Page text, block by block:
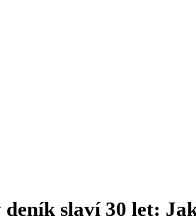
slaví 30 let: